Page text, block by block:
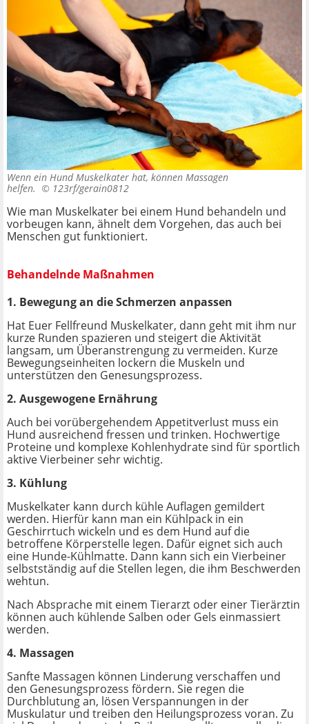
Wenn ein Hund Muskelkater hat, können Massagen
helfen. © 123rf/gerain0812
Wie man Muskelkater bei einem Hund behandeln und
vorbeugen kann, ähnelt dem Vorgehen, das auch bei
Menschen gut funktioniert.
Behandelnde Maßnahmen
1. Bewegung an die Schmerzen anpassen
Hat Euer Fellfreund Muskelkater, dann geht mit ihm nur
kurze Runden spazieren und steigert die Aktivität
langsam, um Überanstrengung zu vermeiden. Kurze
Bewegungseinheiten lockern die Muskeln und
unterstützen den Genesungsprozess.
2. Ausgewogene Ernährung
Auch bei vorübergehendem Appetitverlust muss ein
Hund ausreichend fressen und trinken. Hochwertige
Proteine und komplexe Kohlenhydrate sind für sportlich
aktive Vierbeiner sehr wichtig.
3. Kühlung
Muskelkater kann durch kühle Auflagen gemildert
werden. Hierfür kann man ein Kühlpack in ein
Geschirrtuch wickeln und es dem Hund auf die
betroffene Körperstelle legen. Dafür eignet sich auch
eine Hunde-Kühlmatte. Dann kann sich ein Vierbeiner
selbstständig auf die Stellen legen, die ihm Beschwerden
wehtun.
Nach Absprache mit einem Tierarzt oder einer Tierärztin
können auch kühlende Salben oder Gels einmassiert
werden.
4. Massagen
Sanfte Massagen können Linderung verschaffen und
den Genesungsprozess fördern. Sie regen die
Durchblutung an, lösen Verspannungen in der
Muskulatur und treiben den Heilungsprozess voran. Zu